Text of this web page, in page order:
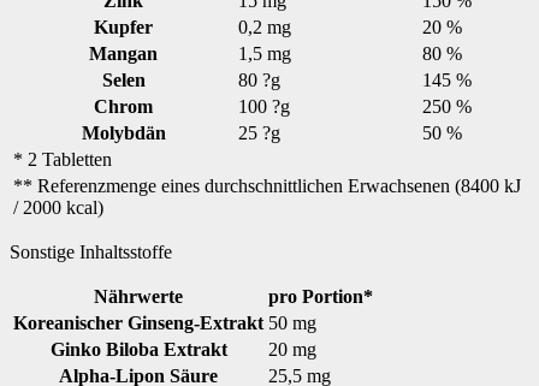
Kupfer
0,2 mg
20 %
Mangan
1,5 mg
80 %
Selen
80 ?g
145 %
Chrom
100 ?g
250 %
Molybdän
25 ?g
50 %
* 2 Tabletten
** Referenzmenge eines durchschnittlichen Erwachsenen (8400 kJ
/ 2000 kcal)
Sonstige Inhaltsstoffe
Nährwerte
pro Portion*
Koreanischer Ginseng-Extrakt 50 mg
Ginko Biloba Extrakt
20 mg
Alpha-Lipon Säure
25,5 mg